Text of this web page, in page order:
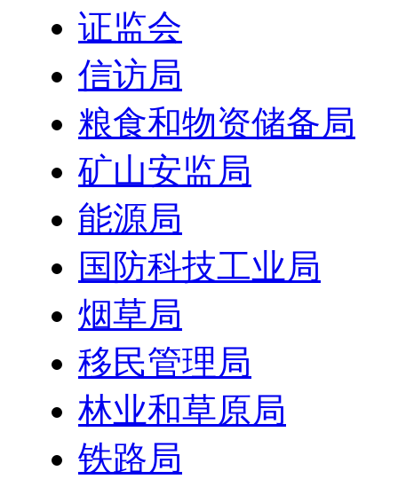
证监会
信访局
粮食和物资储备局
矿山安监局
能源局
国防科技工业局
烟草局
移民管理局
林业和草原局
铁路局